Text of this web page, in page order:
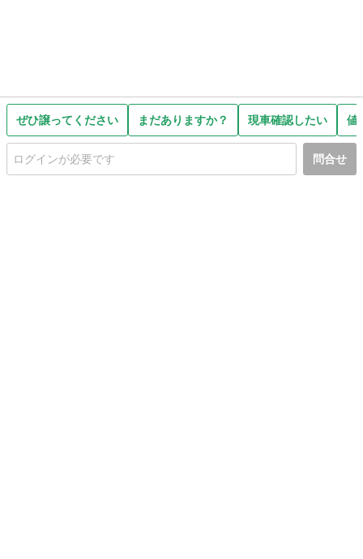
ぜひ譲ってください まだありますか？ 現車確認したい 値
問合せ